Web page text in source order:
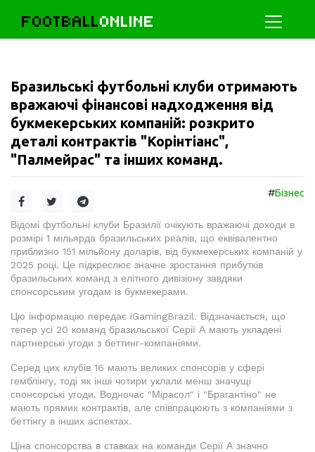
FOOTBALLONLINE
Бразильські футбольні клуби отримають
вражаючі фінансові надходження від
букмекерських компаній: розкрито
деталі контрактів "Корінтіанс",
"Палмейрас" та інших команд.
#Бізнес
Відомі футбольні клуби Бразилії очікують вражаючі доходи в
розмірі 1 мільярда бразильських реалів, що еквівалентно
приблизно 151 мільйону доларів, від букмекерських компаній у
2025 році. Це підкреслює значне зростання прибутків
бразильських команд з елітного дивізіону завдяки
спонсорським угодам із букмекерами.
Цю інформацію передає iGamingBrazil. Відзначається, що
тепер усі 20 команд бразильської Серії А мають укладені
партнерські угоди з беттинг-компаніями.
Серед цих клубів 16 мають великих спонсорів у сфері
гемблінгу, тоді як інші чотири уклали менш значущі
спонсорські угоди. Водночас "Мірасол" і "Брагантіно" не
мають прямих контрактів, але співпрацюють з компаніями з
беттінгу в інших аспектах.
Ціна спонсорства в ставках на команди Серії А значно